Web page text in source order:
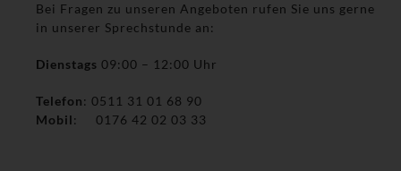
Bei Fragen zu unseren Angeboten rufen Sie uns gerne
in unserer Sprechstunde an:
Dienstags09:00 – 12:00 Uhr
Telefon: 0511 31 01 68 90
Mobil: 0176 42 02 03 33